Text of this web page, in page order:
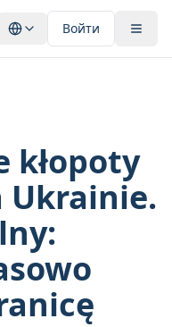
Войти
kłopoty
Ukrainie.